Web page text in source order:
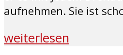
aufnehmen. Sie ist
weiterlesen